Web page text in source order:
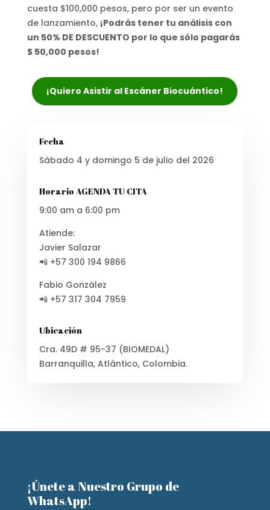
cuesta $100,000 pesos, pero por ser un evento
de lanzamiento, ¡Podrás tener tu análisis con
un 50% DE DESCUENTO por lo que sólo pagarás
$ 50,000 pesos!
¡Quiero Asistir al Escáner Biocuántico!
Fecha
Sábado 4 y domingo 5 de julio del 2026
Horario AGENDA TU CITA
9:00 am a 6:00 pm
Atiende:
Javier Salazar
📲 +57 300 194 9866
Fabio González
📲 +57 317 304 7959
Ubicación
Cra. 49D # 95-37 (BIOMEDAL)
Barranquilla, Atlántico, Colombia.
¡Únete a Nuestro Grupo de
WhatsApp!